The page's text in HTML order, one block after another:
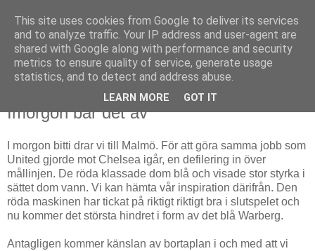
Imorgon bär det av
I morgon bitti drar vi till Malmö. För att göra samma jobb som
United gjorde mot Chelsea igår, en defilering in över
mållinjen. De röda klassade dom blå och visade stor styrka i
sättet dom vann. Vi kan hämta vår inspiration därifrån. Den
röda maskinen har tickat på riktigt riktigt bra i slutspelet och
nu kommer det största hindret i form av det blå Warberg.
Antagligen kommer känslan av bortaplan i och med att vi
This site uses cookies from Google to deliver its services
and to analyze traffic. Your IP address and user-agent are
shared with Google along with performance and security
metrics to ensure quality of service, generate usage
statistics, and to detect and address abuse.
LEARN MORE GOT IT